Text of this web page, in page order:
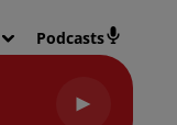
Podcasts